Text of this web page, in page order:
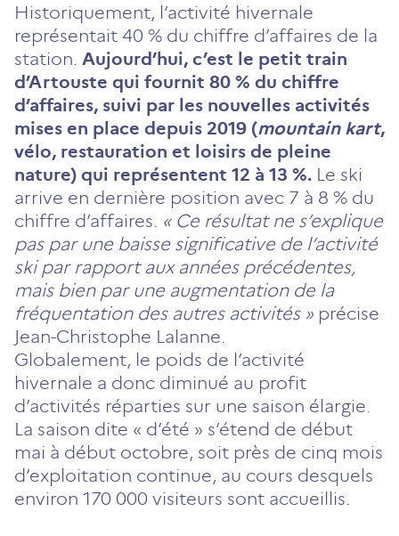
Historiquement, l’activité hivernale
représentait 40 % du chiffre d’affaires de la
station. Aujourd’hui, c’est le petit train
d’Artouste qui fournit 80 % du chiffre
d’affaires, suivi par les nouvelles activités
mises en place depuis 2019 (mountain kart,
vélo, restauration et loisirs de pleine
nature) qui représentent 12 à 13 %. Le ski
arrive en dernière position avec 7 à 8 % du
chiffre d’affaires. « Ce résultat ne s’explique
pas par une baisse significative de l’activité
ski par rapport aux années précédentes,
mais bien par une augmentation de la
fréquentation des autres activités » précise
Jean-Christophe Lalanne.
Globalement, le poids de l’activité
hivernale a donc diminué au profit
d’activités réparties sur une saison élargie.
La saison dite « d’été » s’étend de début
mai à début octobre, soit près de cinq mois
d’exploitation continue, au cours desquels
environ 170 000 visiteurs sont accueillis.